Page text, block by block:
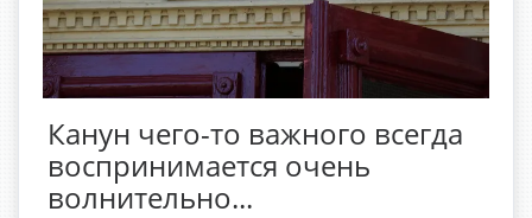
Канун чего-то важного всегда
воспринимается очень
волнительно...